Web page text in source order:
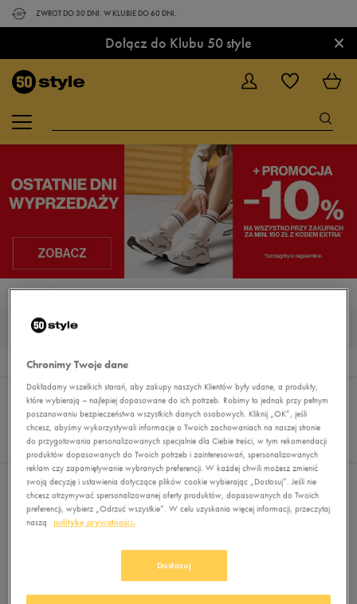
ZWROT DO 30 DNI. W KLUBIE DO 60 DNI.
Dołącz do Klubu 50 style ×
STRONA GŁÓWNA NIKE COURT ROYALE
0
Wyników
Sortuj:
REKOMENDOWANE
FILTRUJ
Pokaż
60
z 0
Nie wybrano filtrów
Chronimy Twoje dane
Dokładamy wszelkich starań, aby zakupy naszych Klientów były udane, a produkty,
które wybierają – najlepiej dopasowane do ich potrzeb. Robimy to jednak przy pełnym
poszanowaniu bezpieczeństwa wszystkich danych osobowych. Kliknij „OK”, jeśli
chcesz, abyśmy wykorzystywali informacje o Twoich zachowaniach na naszej stronie
do przygotowania personalizowanych specjalnie dla Ciebie treści, w tym rekomendacji
produktów dopasowanych do Twoich potrzeb i zainteresowań, spersonalizowanych
reklam czy zapamiętywanie wybranych preferencji. W każdej chwili możesz zmienić
swoją decyzję i ustawienia dotyczące plików cookie wybierając „Dostosuj”. Jeśli nie
chcesz otrzymywać spersonalizowanej oferty produktów, dopasowanych do Twoich
preferencji, wybierz „Odrzuć wszystkie”. W celu uzyskania więcej informacji, przeczytaj
naszą
politykę prywatności.
Dostosuj